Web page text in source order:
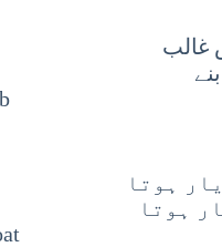
غالب
ہوتا
ہوتا